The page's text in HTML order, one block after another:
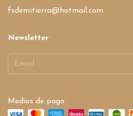
fsdemitierra@hotmail.com
Newsletter
Medios de pago